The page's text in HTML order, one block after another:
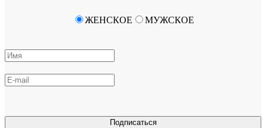
Подписаться
ЖЕНСКОЕ МУЖСКОЕ